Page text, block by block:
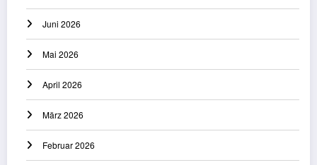
Juni 2026
Mai 2026
April 2026
März 2026
Februar 2026